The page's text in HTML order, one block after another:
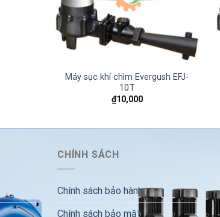
Máy sục khí chìm Evergush EFJ-
10T
₫10,000
CHÍNH SÁCH
Chính sách bảo hành
Chính sách bảo mật